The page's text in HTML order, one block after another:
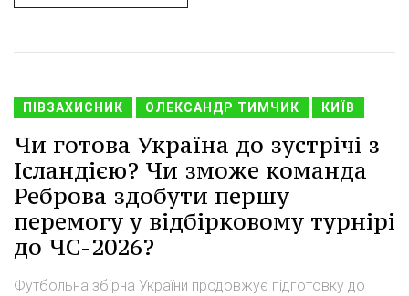
ПІВЗАХИСНИК ОЛЕКСАНДР ТИМЧИК КИЇВ
Чи готова Україна до зустрічі з
Ісландією? Чи зможе команда
Реброва здобути першу
перемогу у відбірковому турнірі
до ЧС-2026?
Футбольна збірна України продовжує підготовку до